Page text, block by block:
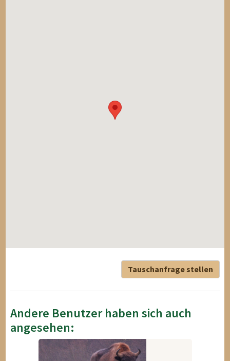
Tauschanfrage stellen
Andere Benutzer haben sich auch
angesehen: